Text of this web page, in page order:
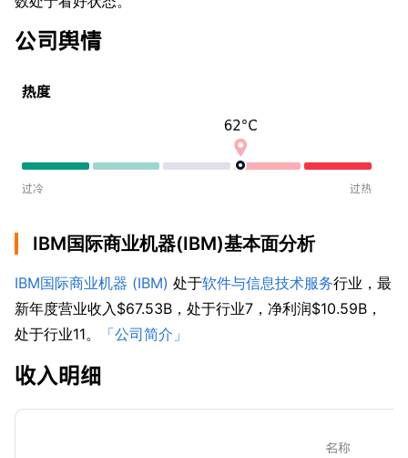
IBM国际商业机器(IBM)基本面分析
IBM国际商业机器 (IBM) 处于软件与信息技术服务行业，最
新年度营业收入$67.53B，处于行业7，净利润$10.59B，
处于行业11。
「公司简介」